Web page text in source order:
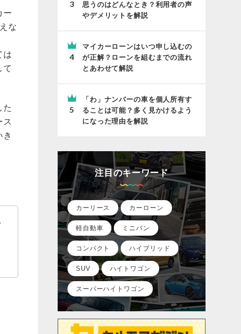
ー
な
は
て
た
ス
思うのはどんなとき？利用者の声
やデメリットを解説
マイカーローンはいつ申し込むの
が正解？ローンを組むまでの流れ
とあわせて解説
「わ」ナンバーの車を個人所有す
ることは可能？多く見かけるよう
になった理由を解説
注目のキーワード
カーリース カーローン
軽自動車 ミニバン
コンパクト ハイブリッド
SUV ハイトワゴン
スーパーハイトワゴン